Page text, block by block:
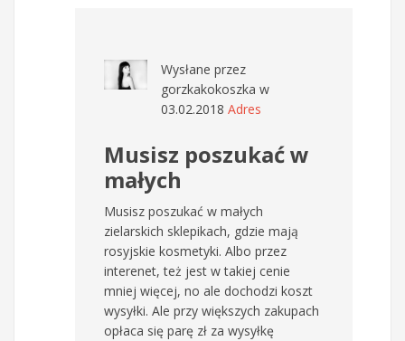
Wysłane przez
gorzkakokoszka w
03.02.2018 Adres
Musisz poszukać w
małych
Musisz poszukać w małych
zielarskich sklepikach, gdzie mają
rosyjskie kosmetyki. Albo przez
interenet, też jest w takiej cenie
mniej więcej, no ale dochodzi koszt
wysyłki. Ale przy większych zakupach
opłaca się parę zł za wysyłkę